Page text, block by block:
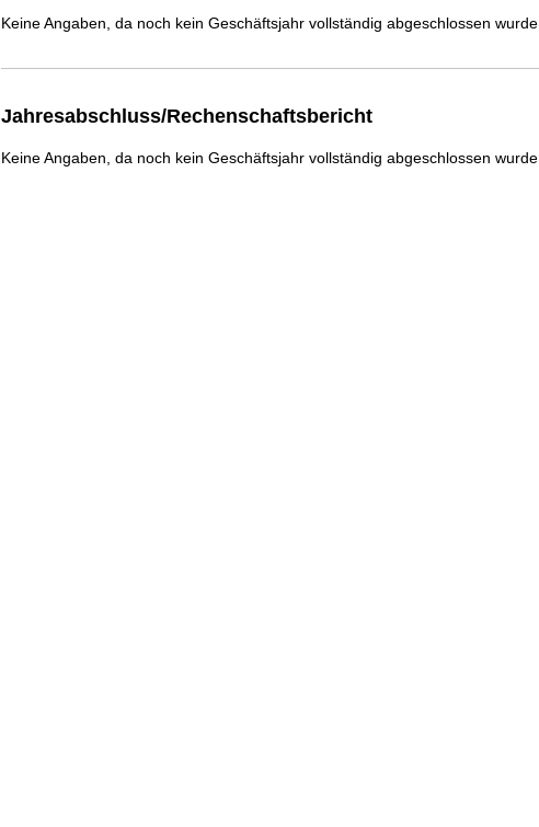
Keine Angaben, da noch kein Geschäftsjahr vollständig abgeschlossen wurde.
Jahresabschluss/Rechenschaftsbericht
Keine Angaben, da noch kein Geschäftsjahr vollständig abgeschlossen wurde.